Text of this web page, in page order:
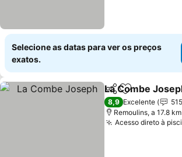
Selecione as datas para ver os preços
exatos.
PartilharAdicionar
La Combe
8,9 Excelente
Remoulins, a 17.8
Acesso direto à